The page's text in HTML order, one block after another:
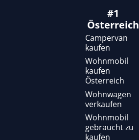
#1
Österreich
Campervan
kaufen
Wohnmobil
kaufen
Österreich
Wohnwagen
verkaufen
Wohnmobil
gebraucht zu
kaufen